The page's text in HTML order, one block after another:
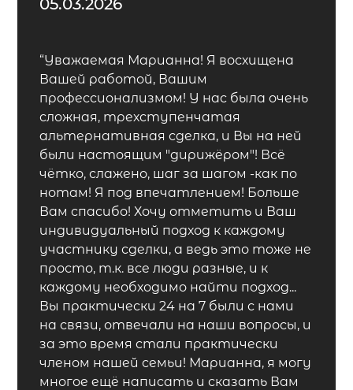
05.03.2026
“Уважаемая Марианна! Я восхищена
Вашей работой, Вашим
профессионализмом! У нас была очень
сложная, трехступенчатая
альтернативная сделка, и Вы на ней
были настоящим "дирижёром"! Всё
чётко, слажено, шаг за шагом -как по
нотам! Я под впечатлением! Больше
Вам спасибо! Хочу отметить и Ваш
индивидуальный подход к каждому
участнику сделки, а ведь это тоже не
просто, т.к. все люди разные, и к
каждому необходимо найти подход...
Вы практически 24 на 7 были с нами
на связи, отвечали на наши вопросы, и
за это время стали практически
членом нашей семьи! Марианна, я могу
многое ещё написать и сказать Вам